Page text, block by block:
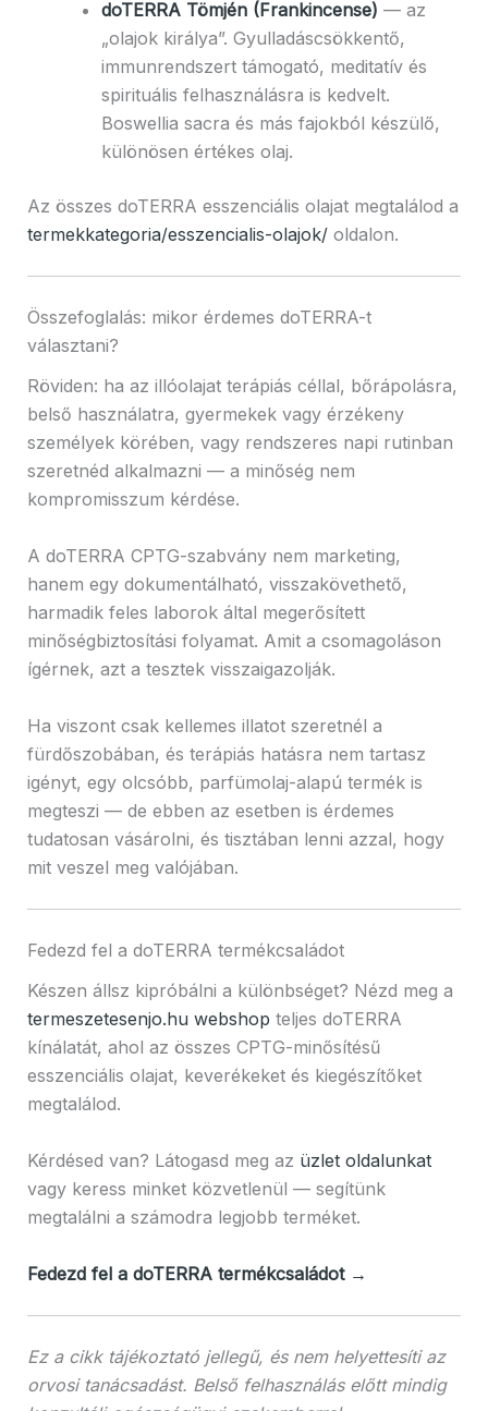
doTERRA Tömjén (Frankincense) — az
„olajok királya”. Gyulladáscsökkentő,
immunrendszert támogató, meditatív és
spirituális felhasználásra is kedvelt.
Boswellia sacra és más fajokból készülő,
különösen értékes olaj.
Az összes doTERRA esszenciális olajat megtalálod a
termekkategoria/esszencialis-olajok/oldalon.
Összefoglalás: mikor érdemes doTERRA-t
választani?
Röviden: ha az illóolajat terápiás céllal, bőrápolásra,
belső használatra, gyermekek vagy érzékeny
személyek körében, vagy rendszeres napi rutinban
szeretnéd alkalmazni — a minőség nem
kompromisszum kérdése.
A doTERRA CPTG-szabvány nem marketing,
hanem egy dokumentálható, visszakövethető,
harmadik feles laborok által megerősített
minőségbiztosítási folyamat. Amit a csomagoláson
ígérnek, azt a tesztek visszaigazolják.
Ha viszont csak kellemes illatot szeretnél a
fürdőszobában, és terápiás hatásra nem tartasz
igényt, egy olcsóbb, parfümolaj-alapú termék is
megteszi — de ebben az esetben is érdemes
tudatosan vásárolni, és tisztában lenni azzal, hogy
mit veszel meg valójában.
Fedezd fel a doTERRA termékcsaládot
Készen állsz kipróbálni a különbséget? Nézd meg a
termeszetesenjo.hu webshop teljes doTERRA
kínálatát, ahol az összes CPTG-minősítésű
esszenciális olajat, keverékeket és kiegészítőket
megtalálod.
Kérdésed van? Látogasd meg az üzlet oldalunkat
vagy keress minket közvetlenül — segítünk
megtalálni a számodra legjobb terméket.
Fedezd fel a doTERRA termékcsaládot →
Ez a cikk tájékoztató jellegű, és nem helyettesíti az
orvosi tanácsadást. Belső felhasználás előtt mindig